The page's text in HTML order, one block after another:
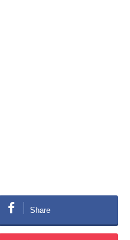
Share